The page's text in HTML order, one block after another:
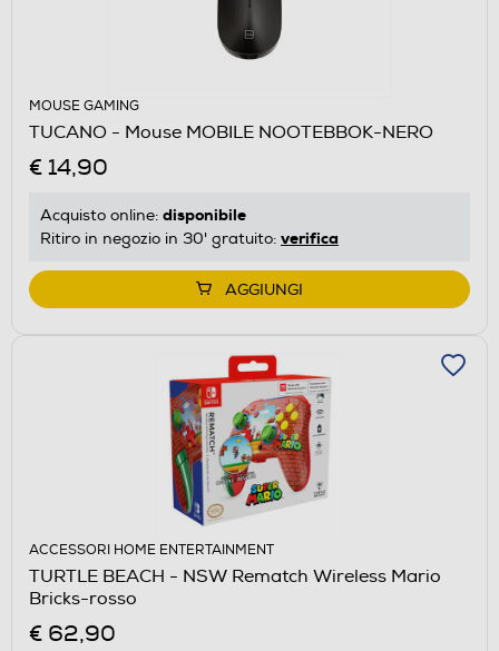
MOUSE GAMING
TUCANO - Mouse MOBILE NOOTEBBOK-NERO
€ 14,90
Acquisto online: disponibile
Ritiro in negozio in 30' gratuito: verifica
AGGIUNGI
ACCESSORI HOME ENTERTAINMENT
TURTLE BEACH - NSW Rematch Wireless Mario
Bricks-rosso
€ 62,90